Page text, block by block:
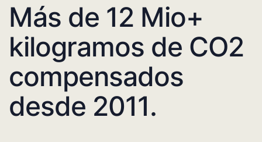
Más de 12 Mio+
kilogramos de CO2
compensados
desde 2011.